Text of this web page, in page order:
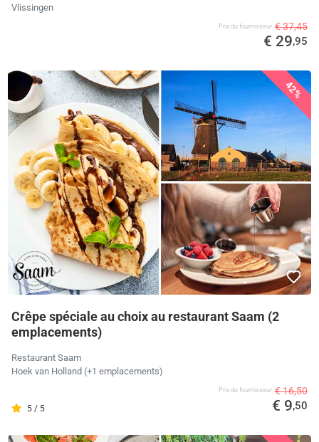
Vlissingen
Prix ​​du fournisseur € 37,45
€ 29,95
42%
Crêpe spéciale au choix au restaurant Saam (2
emplacements)
Restaurant Saam
Hoek van Holland (+1 emplacements)
5 / 5
Prix ​​du fournisseur € 16,50
€ 9,50